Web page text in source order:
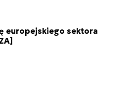
europejskiego sektora